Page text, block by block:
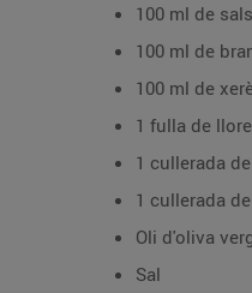
100 ml de
100 ml de
100 ml de
1 fulla de
1 cullerada
1 cullerada
Oli d'oliva
Sal